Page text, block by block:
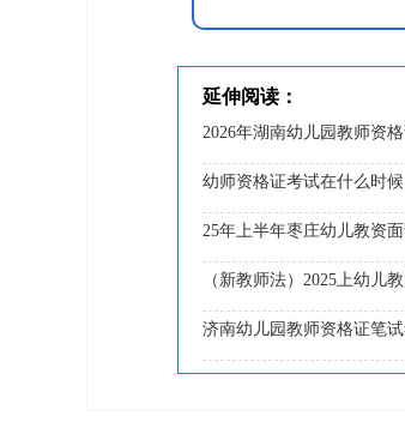
延伸阅读：
幼师资格证考试在什么时候